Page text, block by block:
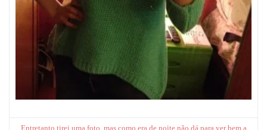
Entretanto tirei uma foto, mas como era de noite não dá para ver bem a